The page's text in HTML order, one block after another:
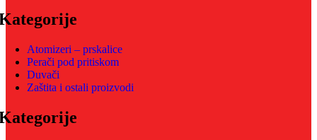
Atomizeri – prskalice
Perači pod pritiskom
Duvači
Zaštita i ostali proizvodi